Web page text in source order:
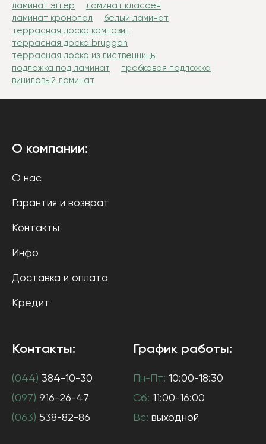
ламинат эггер
ламинат классен
ламинат кронопол
белый ламинат
террасная доска композит
террасная доска bruggan
террасная доска из лиственницы
подложка под ламинат
пробковая подложка
виниловый ламинат
О компании:
О нас
Гарантия и возврат
Контакты
Инфо
Доставка и оплата
Кредит
Контакты:
(044) 384-10-30
(097) 916-26-47
(063) 538-82-86
График работы:
Пн-Пт: 10:00-18:30
Сб: 11:00-16:00
Вс: выходной